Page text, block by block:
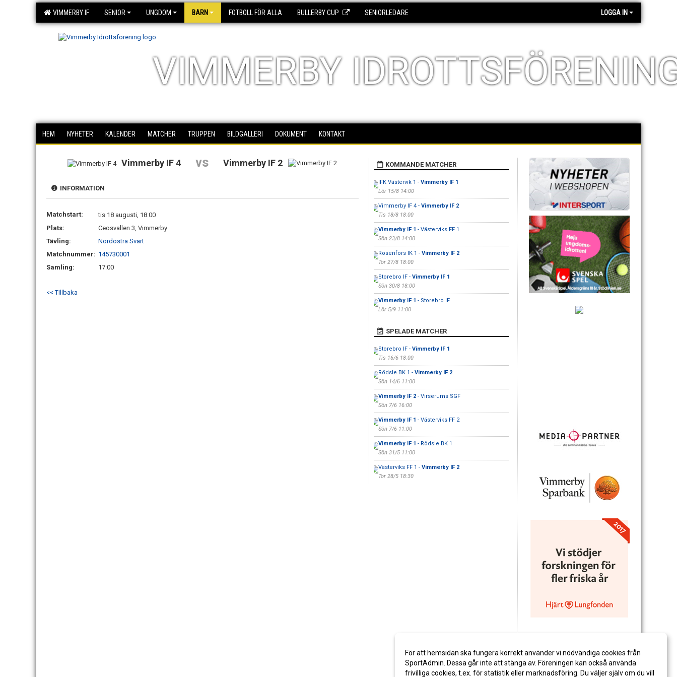
VIMMERBY IF SENIOR UNGDOM BARN FOTBOLL FÖR ALLA BULLERBY CUP SENIORLEDARE LOGGA IN
VIMMERBY
HEM NYHETER KALENDER MATCHER TRUPPEN BILDGALLERI DOKUMENT KONTAKT
Vimmerby IF 4 vs Vimmerby IF 2
INFORMATION
Matchstart:
tis 18 augusti, 18:00
Plats:
Ceosvallen 3, Vimmerby
Tävling:
Nordöstra Svart
Matchnummer: 145730001
Samling:
17:00
<< Tillbaka
KOMMANDE MATCHER
IFK Västervik 1 - Vimmerby IF 1
Lör 15/8 14:00
Vimmerby IF 4 - Vimmerby IF 2
Tis 18/8 18:00
Vimmerby IF 1 - Västerviks FF 1
Sön 23/8 14:00
Rosenfors IK 1 - Vimmerby IF 2
Tor 27/8 18:00
Storebro IF - Vimmerby IF 1
Sön 30/8 18:00
Vimmerby IF 1 - Storebro IF
Lör 5/9 11:00
SPELADE MATCHER
Storebro IF - Vimmerby IF 1
Tis 16/6 18:00
Rödsle BK 1 - Vimmerby IF 2
Sön 14/6 11:00
Vimmerby IF 2- Virserums SGF
Sön 7/6 16:00
Vimmerby IF 1 - Västerviks FF 2
Sön 7/6 11:00
Vimmerby IF 1 - Rödsle BK 1
Sön 31/5 11:00
Västerviks FF 1 - Vimmerby IF 2
Tor 28/5 18:30
För att hemsidan ska fungera korrekt använder vi nödvändiga cookies från
SportAdmin. Dessa går inte att stänga av. Föreningen kan också använda
frivilliga cookies, t.ex. för statistik eller marknadsföring. Du väljer själv om du vill